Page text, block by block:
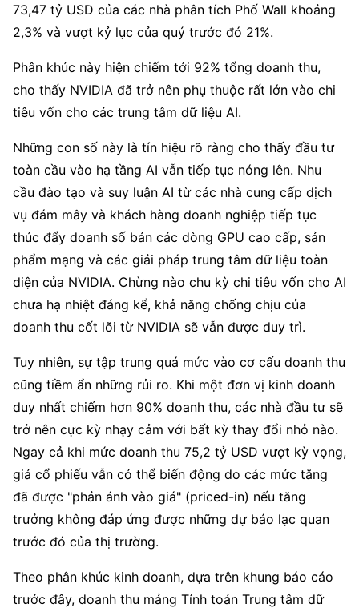
73,47 tỷ USD của các nhà phân tích Phố Wall khoảng
2,3% và vượt kỷ lục của quý trước đó 21%.
Phân khúc này hiện chiếm tới 92% tổng doanh thu,
cho thấy NVIDIA đã trở nên phụ thuộc rất lớn vào chi
tiêu vốn cho các trung tâm dữ liệu AI.
Những con số này là tín hiệu rõ ràng cho thấy đầu tư
toàn cầu vào hạ tầng AI vẫn tiếp tục nóng lên. Nhu
cầu đào tạo và suy luận AI từ các nhà cung cấp dịch
vụ đám mây và khách hàng doanh nghiệp tiếp tục
thúc đẩy doanh số bán các dòng GPU cao cấp, sản
phẩm mạng và các giải pháp trung tâm dữ liệu toàn
diện của NVIDIA. Chừng nào chu kỳ chi tiêu vốn cho AI
chưa hạ nhiệt đáng kể, khả năng chống chịu của
doanh thu cốt lõi từ NVIDIA sẽ vẫn được duy trì.
Tuy nhiên, sự tập trung quá mức vào cơ cấu doanh thu
cũng tiềm ẩn những rủi ro. Khi một đơn vị kinh doanh
duy nhất chiếm hơn 90% doanh thu, các nhà đầu tư sẽ
trở nên cực kỳ nhạy cảm với bất kỳ thay đổi nhỏ nào.
Ngay cả khi mức doanh thu 75,2 tỷ USD vượt kỳ vọng,
giá cổ phiếu vẫn có thể biến động do các mức tăng
đã được "phản ánh vào giá" (priced-in) nếu tăng
trưởng không đáp ứng được những dự báo lạc quan
trước đó của thị trường.
Theo phân khúc kinh doanh, dựa trên khung báo cáo
trước đây, doanh thu mảng Tính toán Trung tâm dữ